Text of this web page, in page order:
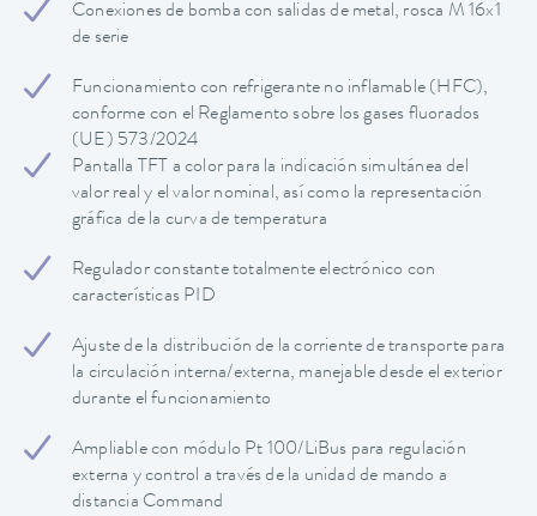
Conexiones de bomba con salidas de metal, rosca M 16x1
de serie
Funcionamiento con refrigerante no inflamable (HFC),
conforme con el Reglamento sobre los gases fluorados
(UE) 573/2024
Pantalla TFT a color para la indicación simultánea del
valor real y el valor nominal, así como la representación
gráfica de la curva de temperatura
Regulador constante totalmente electrónico con
características PID
Ajuste de la distribución de la corriente de transporte para
la circulación interna/externa, manejable desde el exterior
durante el funcionamiento
Ampliable con módulo Pt 100/LiBus para regulación
externa y control a través de la unidad de mando a
distancia Command